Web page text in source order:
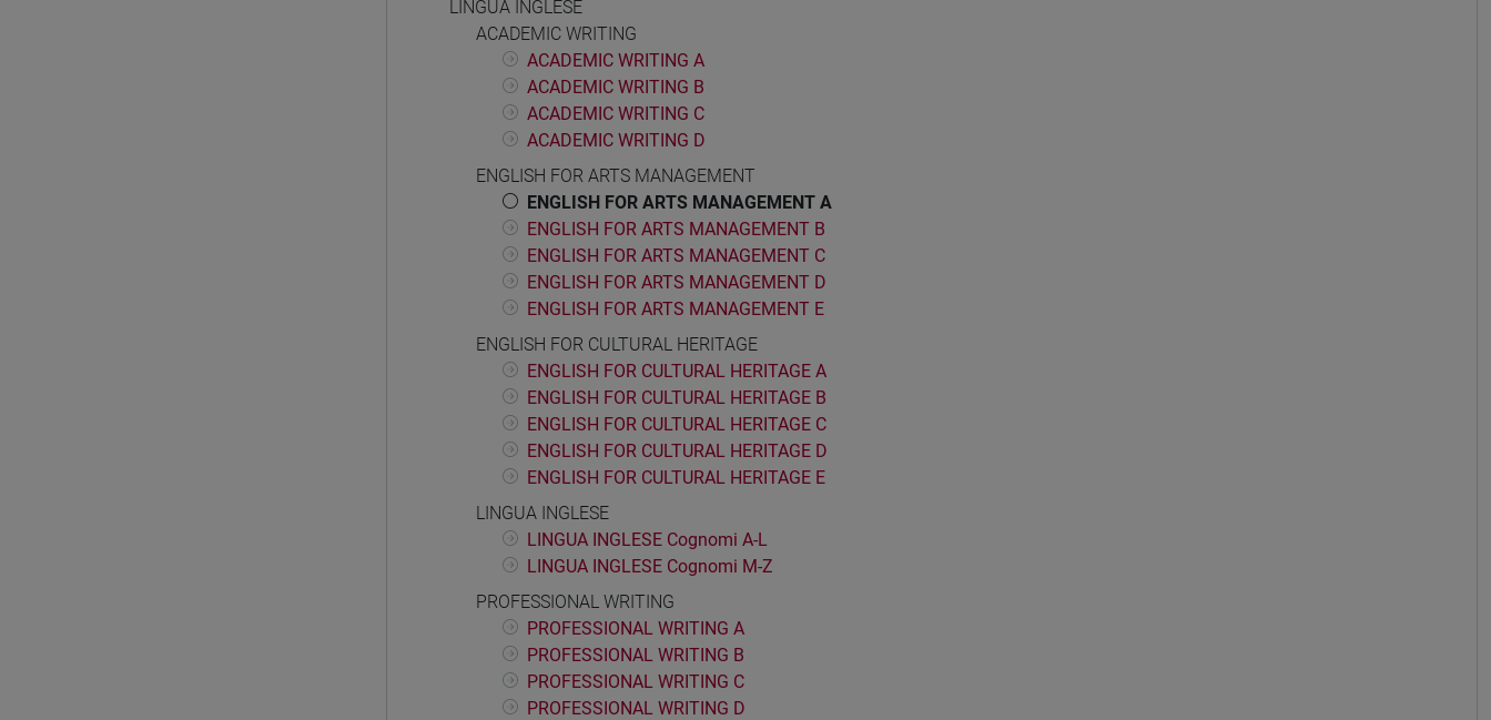
LINGUA INGLESE
ACADEMIC WRITING
ACADEMIC WRITING A
ACADEMIC WRITING B
ACADEMIC WRITING C
ACADEMIC WRITING D
ENGLISH FOR ARTS MANAGEMENT
ENGLISH FOR ARTS MANAGEMENT A
ENGLISH FOR ARTS MANAGEMENT B
ENGLISH FOR ARTS MANAGEMENT C
ENGLISH FOR ARTS MANAGEMENT D
ENGLISH FOR ARTS MANAGEMENT E
ENGLISH FOR CULTURAL HERITAGE
ENGLISH FOR CULTURAL HERITAGE A
ENGLISH FOR CULTURAL HERITAGE B
ENGLISH FOR CULTURAL HERITAGE C
ENGLISH FOR CULTURAL HERITAGE D
ENGLISH FOR CULTURAL HERITAGE E
LINGUA INGLESE
LINGUA INGLESE Cognomi A-L
LINGUA INGLESE Cognomi M-Z
PROFESSIONAL WRITING
PROFESSIONAL WRITING A
PROFESSIONAL WRITING B
PROFESSIONAL WRITING C
PROFESSIONAL WRITING D